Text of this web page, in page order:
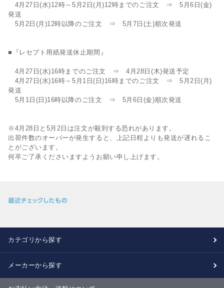
4月27日(水)12時～5月2日(月)12時までのご注文 ⇒ 5月6日(金)
発送
5月2日(月)12時以降のご注文 ⇒ 5月7日(土)順次発送
■『レセプト用紙発送休止期間』
4月27日(水)16時までのご注文 ⇒ 4月28日(木)発送予定
4月27日(水)16時～5月1日(日)16時までのご注文 ⇒ 5月2日(月)
発送
5月1日(日)16時以降のご注文 ⇒ 5月6日(金)順次発送
※4月28日と5月2日は注文が殺到する恐れがあります。
出荷件数のオーバーが発生すると、上記日程よりも発送が遅れるこ
とがございます。
何卒ご了承くださいますようお願い申し上げます。
カテゴリから探す
メーカーから探す